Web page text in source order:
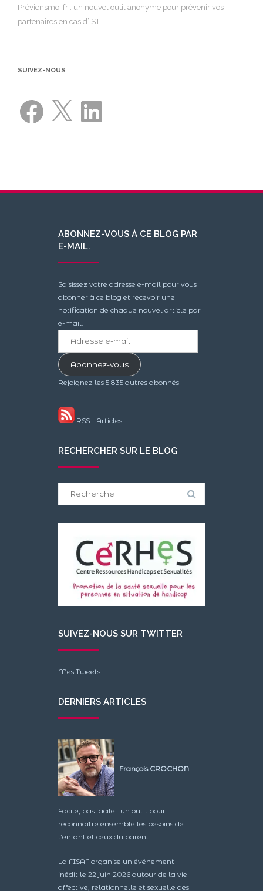
Préviensmoi.fr : un nouvel outil anonyme pour prévenir vos
partenaires en cas d’IST
SUIVEZ-NOUS
Facebook LinkedIn
ABONNEZ-VOUS À CE BLOG PAR
E-MAIL.
Saisissez votre adresse e-mail pour vous
abonner à ce blog et recevoir une
notification de chaque nouvel article par
e-mail.
mailAbonnez-vous
Rejoignez les 5 835 autres abonnés
RSS - Articles
RECHERCHER SUR LE BLOG
SUIVEZ-NOUS SUR TWITTER
Mes Tweets
DERNIERS ARTICLES
François CROCHON
Facile, pas facile : un outil pour
reconnaître ensemble les besoins de
l’enfant et ceux du parent
La FISAF organise un événement
inédit le 22 juin 2026 autour de la vie
affective, relationnelle et sexuelle des